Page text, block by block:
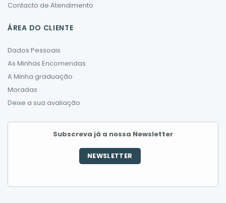
Contacto de Atendimento
ÁREA DO CLIENTE
Dados Pessoais
As Minhas Encomendas
A Minha graduação
Moradas
Deixe a sua avaliação
Subscreva já a nossa Newsletter
NEWSLETTER